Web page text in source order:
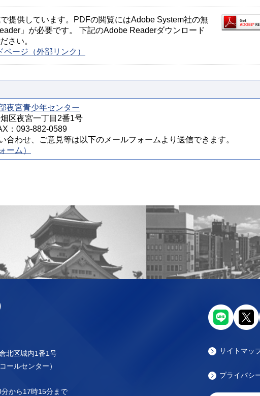
提供しています。PDFの閲覧にはAdobe System社の無
」が必要です。 下記のAdobe Readerダウンロード
さい。
ージ（外部リンク）
夜宮青少年センター
区夜宮一丁目2番1号
：093-882-0589
合わせ、ご意見等は以下のメールフォームより送信できます。
ーム）
北区城内1番1号
ールセンター）
から17時15分まで
サイトマッ
プライバシ